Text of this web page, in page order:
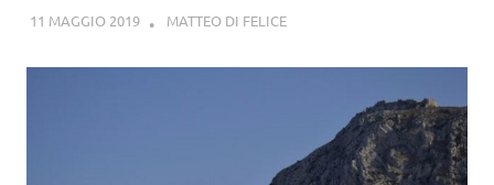
11 MAGGIO 2019 MATTEO DI FELICE